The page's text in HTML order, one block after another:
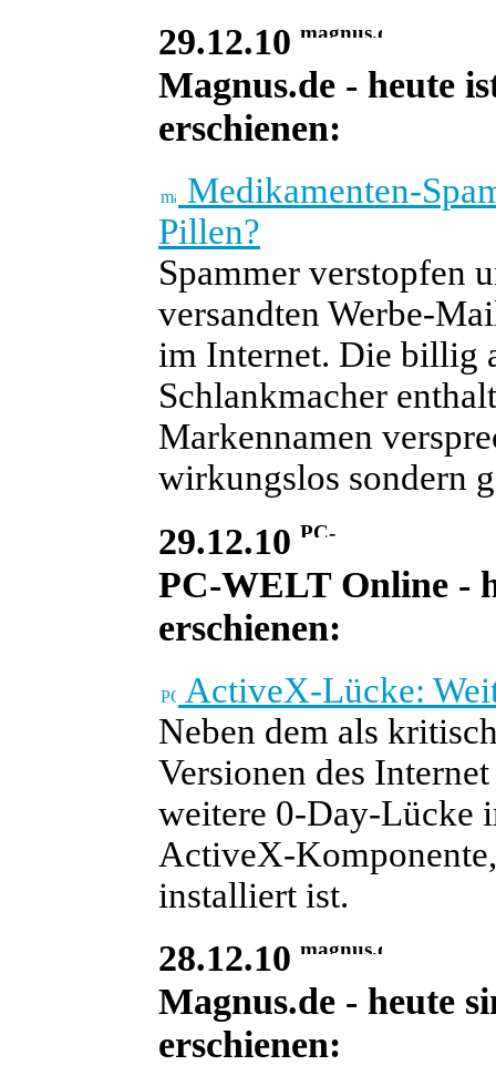
29.12.10
Magnus.de - heute
erschienen:
Medikamenten-
Pillen?
Spammer verstopfen
versandten Werbe-
im Internet. Die billig
Schlankmacher
Markennamen
wirkungslos sondern
29.12.10
PC-WELT Online -
erschienen:
ActiveX-Lücke:
Neben dem als
Versionen des
weitere 0-Day-Lücke
ActiveX-
installiert ist.
28.12.10
Magnus.de - heute
erschienen: